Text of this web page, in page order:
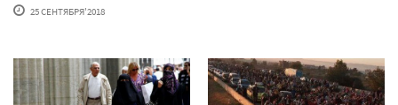
25 СЕНТЯБРЯ'2018